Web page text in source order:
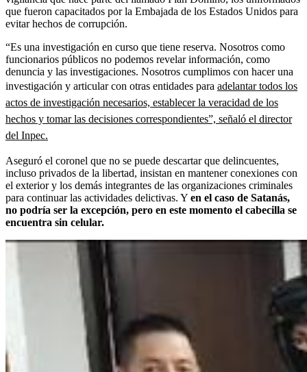
que fueron capacitados por la Embajada de los Estados Unidos para
evitar hechos de corrupción.
“Es una investigación en curso que tiene reserva. Nosotros como
funcionarios públicos no podemos revelar información, como
denuncia y las investigaciones. Nosotros cumplimos con hacer una
investigación y articular con otras entidades para adelantar todos los
actos de investigación necesarios, establecer la veracidad de los
hechos y tomar las decisiones correspondientes”, señaló el director
del Inpec.
Aseguró el coronel que no se puede descartar que delincuentes,
incluso privados de la libertad, insistan en mantener conexiones con
el exterior y los demás integrantes de las organizaciones criminales
para continuar las actividades delictivas. Y en el caso de Satanás,
no podría ser la excepción, pero en este momento el cabecilla se
encuentra sin celular.